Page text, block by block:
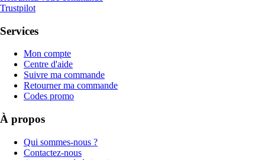
Trustpilot
Services
Mon compte
Centre d'aide
Suivre ma commande
Retourner ma commande
Codes promo
À propos
Qui sommes-nous ?
Contactez-nous